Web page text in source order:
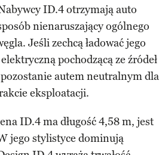
ID.4 otrzymają auto
nienaruszający ogólnego
Jeśli zechcą ładować jego
pochodzącą ze źródeł
autem neutralnym dla
eksploatacji.
ID.4 ma długość 4,58 m, jest
jego stylistyce dominują